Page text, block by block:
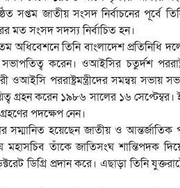
সপ্তম জাতীয় সংসদ নির্বাচনের পূর্বে
মত সংসদ সদস্য নির্বাচিত হন।
অধিবেশনে তিনি বাংলাদেশ প্রতিনিধি
করেন। ওআইসির চতুর্দশ
ওআইসি পররাষ্ট্রমন্ত্রীদের সমন্বয়
গ্রহন করেন ১৯৮৬ সালের ১৬
পদক্ষেপ নেন।
সম্মানিত হয়েছেন জাতীয় ও
মহাসচিব তাঁকে জাতিসংঘ শান্তিপদক
ডিগ্রি প্রদান করে। এছাড়া তিনি